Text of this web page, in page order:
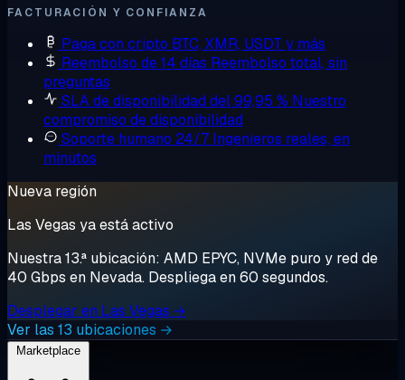
FACTURACIÓN Y CONFIANZA
Paga con cripto BTC, XMR, USDT y más
Reembolso de 14 días Reembolso total, sin
preguntas
SLA de disponibilidad del 99,95 % Nuestro
compromiso de disponibilidad
Soporte humano 24/7 Ingenieros reales, en
minutos
Nueva región
Las Vegas ya está activo
Nuestra 13.ª ubicación: AMD EPYC, NVMe puro y red de
40 Gbps en Nevada. Despliega en 60 segundos.
Desplegar en Las Vegas →
Ver las 13 ubicaciones →